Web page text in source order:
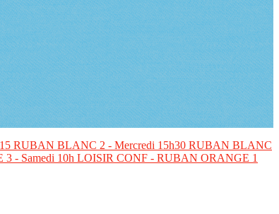
RUBAN BLANC 2 - Mercredi 15h30 RUBAN BLANC
- Samedi 10h LOISIR CONF - RUBAN ORANGE 1